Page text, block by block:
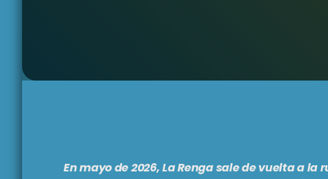
En mayo de 2026,La Rengasale de vuelta a la